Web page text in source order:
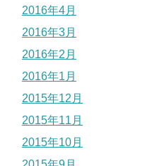
2016年4月
2016年3月
2016年2月
2016年1月
2015年12月
2015年11月
2015年10月